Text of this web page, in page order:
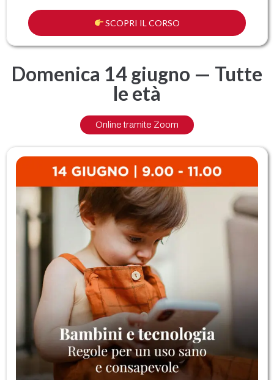
SCOPRI IL CORSO
Domenica 14 giugno — Tutte
le età
Online tramite Zoom